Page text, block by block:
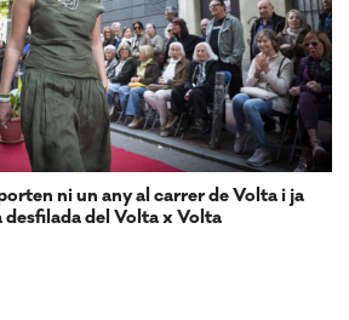
ni un any al carrer de Volta i ja
del Volta x Volta